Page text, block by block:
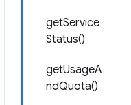
getService
Status()
getUsageA
ndQuota()